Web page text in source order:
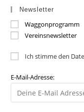
Newsletter
Waggonprogramm
Vereinsnewsletter
Ich stimme den
E-Mail-Adresse: